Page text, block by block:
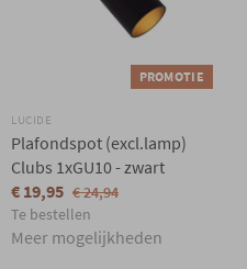
PROMOTIE
LUCIDE
Plafondspot (excl.lamp)
Clubs 1xGU10 - zwart
€ 19,95 € 24,94
Te bestellen
Meer mogelijkheden